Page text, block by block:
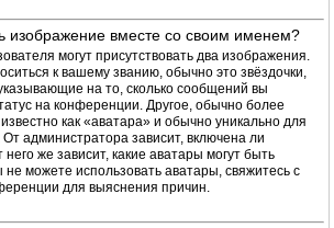
изображение вместе со своим именем?
могут присутствовать два изображения.
к вашему званию, обычно это звёздочки,
на то, сколько сообщений вы
на конференции. Другое, обычно более
как «аватара» и обычно уникально для
администратора зависит, включена ли
же зависит, какие аватары могут быть
можете использовать аватары, свяжитесь с
для выяснения причин.